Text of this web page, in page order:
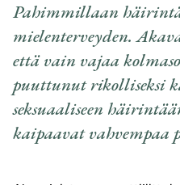
Pahimmillaan
mielenterveyden.
että vain vajaa
puuttunut rikolliseksi
seksuaaliseen
kaipaavat vahvempaa